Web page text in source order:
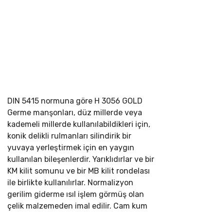
DIN 5415 normuna göre H 3056 GOLD
Germe manşonları, düz millerde veya
kademeli millerde kullanılabildikleri için,
konik delikli rulmanları silindirik bir
yuvaya yerleştirmek için en yaygın
kullanılan bileşenlerdir. Yarıklıdırlar ve bir
KM kilit somunu ve bir MB kilit rondelası
ile birlikte kullanılırlar. Normalizyon
gerilim giderme ısıl işlem görmüş olan
çelik malzemeden imal edilir. Cam kum